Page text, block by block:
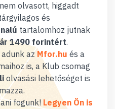
olvasott, higgadt
és
tartalomhoz jutnak
1490 forintért.
az Mfor.hu és a
is, a Klub csomag
olvasási lehetőséget is
fogunk! Legyen Ön is